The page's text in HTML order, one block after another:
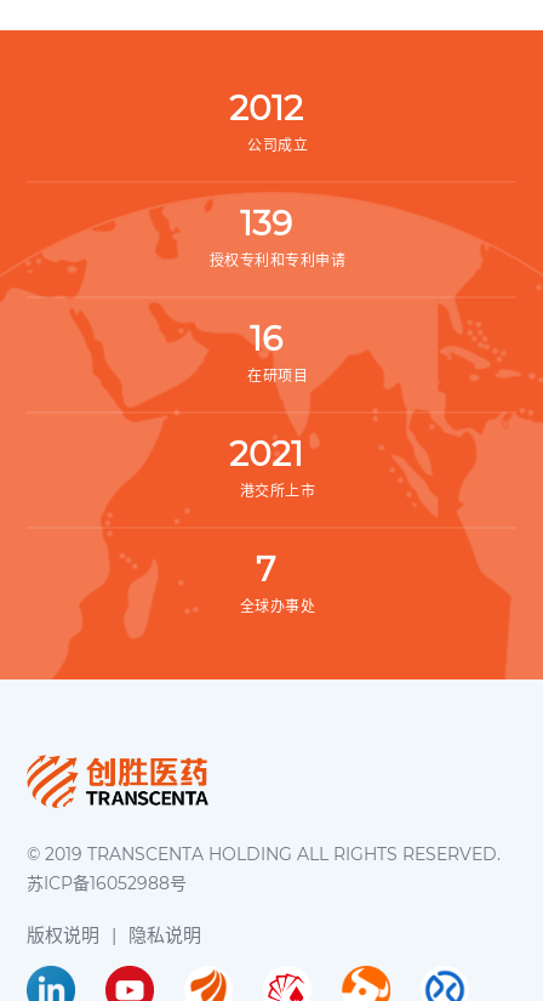
2012
公司成立
139
授权专利和专利申请
16
在研项目
2021
港交所上市
7
全球办事处
© 2019 TRANSCENTA HOLDING ALL RIGHTS RESERVED.
苏ICP备16052988号
版权说明 | 隐私说明